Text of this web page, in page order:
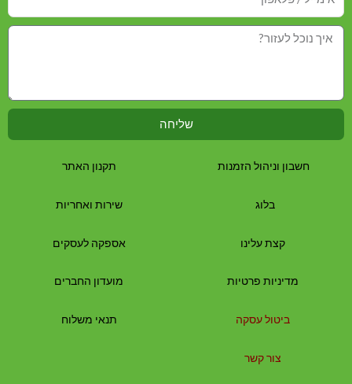
שליחה
חשבון וניהול הזמנות
בלוג
קצת עלינו
מדיניות פרטיות
ביטול עסקה
צור קשר
תקנון האתר
שירות ואחריות
אספקה לעסקים
מועדון החברים
תנאי משלוח